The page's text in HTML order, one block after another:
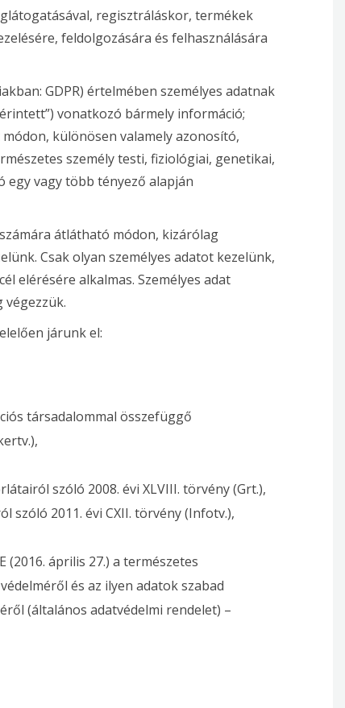
regisztráláskor, termékek
feldolgozására és felhasználására
GDPR) értelmében személyes adatnak
vonatkozó bármely információ;
különösen valamely azonosító,
személy testi, fiziológiai, genetikai,
egy vagy több tényező alapján
átlátható módon, kizárólag
Csak olyan személyes adatot kezelünk,
elérésére alkalmas. Személyes adat
végezzük.
járunk el:
társadalommal összefüggő
szóló 2008. évi XLVIII. törvény (Grt.),
szóló 2011. évi CXII. törvény (Infotv.),
(2016. április 27.) a természetes
és az ilyen adatok szabad
(általános adatvédelmi rendelet) –